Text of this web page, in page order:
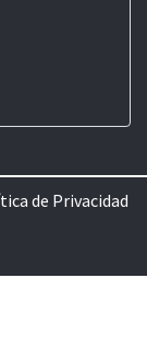
de Privacidad